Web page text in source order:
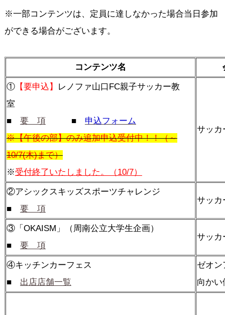
※一部コンテンツは、定員に達しなかった場合当日参加
ができる場合がございます。
コンテンツ名
①【要申込】
レノファ山口FC親子サッカー教
室
■ 要 項■ 申込フォーム
※【午後の部】のみ追加申込受付中！！（～
10/7(木)まで）
※受付終了いたしました。（10/7）
サッカ
②アシックスキッズスポーツチャレンジ
■ 要 項
サッカ
③「OKAISM」（周南公立大学生企画）
■ 要 項
サッカ
④キッチンカーフェス
■ 出店店舗一覧
ゼオ
向かい